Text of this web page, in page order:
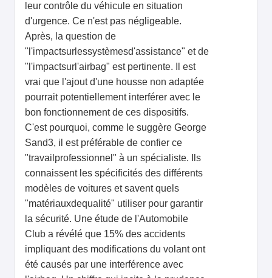
leur contrôle du véhicule en situation
d'urgence. Ce n'est pas négligeable.
Après, la question de
"l'impactsurlessystèmesd'assistance" et de
"l'impactsurl'airbag" est pertinente. Il est
vrai que l'ajout d'une housse non adaptée
pourrait potentiellement interférer avec le
bon fonctionnement de ces dispositifs.
C'est pourquoi, comme le suggère George
Sand3, il est préférable de confier ce
"travailprofessionnel" à un spécialiste. Ils
connaissent les spécificités des différents
modèles de voitures et savent quels
"matériauxdequalité" utiliser pour garantir
la sécurité. Une étude de l'Automobile
Club a révélé que 15% des accidents
impliquant des modifications du volant ont
été causés par une interférence avec